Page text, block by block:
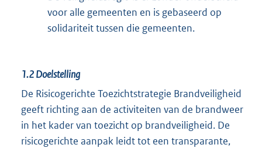
voor alle gemeenten en is gebaseerd op
solidariteit tussen die gemeenten.
1.2Doelstelling
De Risicogerichte Toezichtstrategie Brandveiligheid
geeft richting aan de activiteiten van de brandweer
in het kader van toezicht op brandveiligheid. De
risicogerichte aanpak leidt tot een transparante,